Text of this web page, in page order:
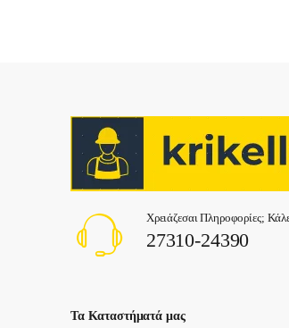
Χρειάζεσαι Πληροφορίες;
27310-24390
Τα Καταστήματά μας